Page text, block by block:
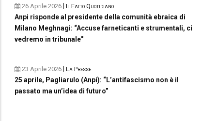
26 Aprile 2026 Il Fatto Quotidiano
Anpi risponde al presidente della comunità ebraica di
Milano Meghnagi: “Accuse farneticanti e strumentali, ci
vedremo in tribunale"
23 Aprile 2026 La Presse
25 aprile, Pagliarulo (Anpi): “L’antifascismo non è il
passato ma un’idea di futuro”